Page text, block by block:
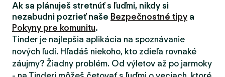
Ak sa plánuješ stretnúť s ľuďmi, nikdy si
nezabudni pozrieť naše Bezpečnostné tipy a
Pokyny pre komunitu.
Tinder je najlepšia aplikácia na spoznávanie
nových ľudí. Hľadáš niekoho, kto zdieľa rovnaké
záujmy? Žiadny problém. Od výletov až po jarmoky